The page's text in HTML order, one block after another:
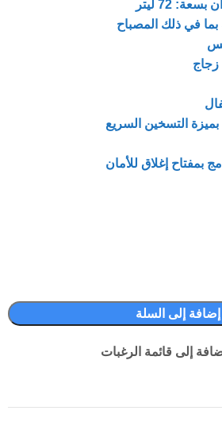
بسعة: 72 ليتر
زجاج
التسخين السريع
بمفتاح إغلاق للأمان
إضافة إلى السلة
إلى قائمة الرغبات